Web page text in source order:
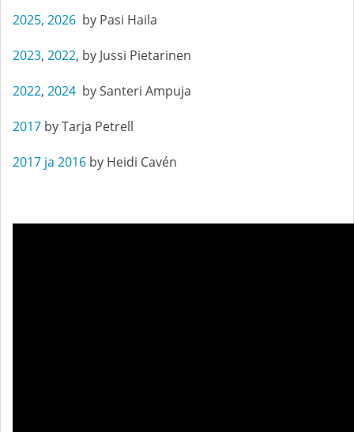
Vuoden 2026 palkitut
2025, 2026 by Pasi Haila
2023, 2022, by Jussi Pietarinen
2022, 2024 by Santeri Ampuja
2017 by Tarja Petrell
2017 ja 2016 by Heidi Cavén